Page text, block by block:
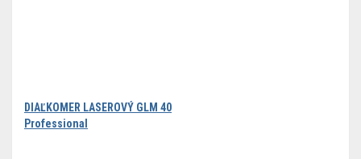
DIAĽKOMER LASEROVÝ GLM 40
Professional